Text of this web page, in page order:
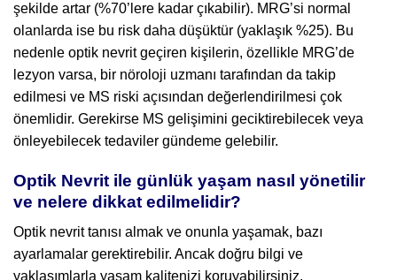
şekilde artar (%70’lere kadar çıkabilir). MRG’si normal
olanlarda ise bu risk daha düşüktür (yaklaşık %25). Bu
nedenle optik nevrit geçiren kişilerin, özellikle MRG’de
lezyon varsa, bir nöroloji uzmanı tarafından da takip
edilmesi ve MS riski açısından değerlendirilmesi çok
önemlidir. Gerekirse MS gelişimini geciktirebilecek veya
önleyebilecek tedaviler gündeme gelebilir.
Optik Nevrit ile günlük yaşam nasıl yönetilir
ve nelere dikkat edilmelidir?
Optik nevrit tanısı almak ve onunla yaşamak, bazı
ayarlamalar gerektirebilir. Ancak doğru bilgi ve
yaklaşımlarla yaşam kalitenizi koruyabilirsiniz.